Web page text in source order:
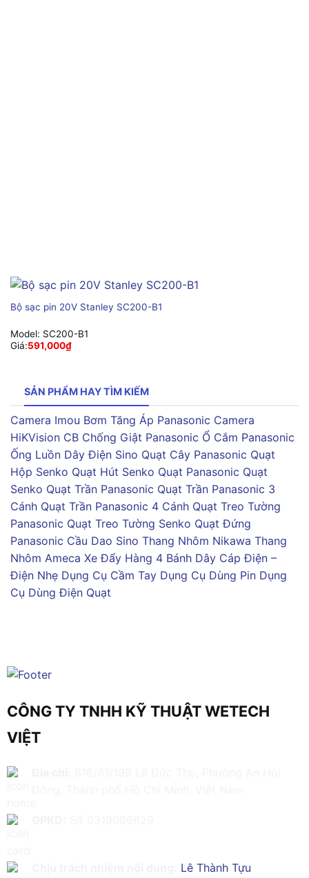
Bộ sạc pin 20V Stanley SC200-B1
Model: SC200-B1
Giá:591,000₫
SẢN PHẨM HAY TÌM KIẾM
Camera Imou Bơm Tăng Áp Panasonic Camera
HiKVision CB Chống Giật Panasonic Ổ Cắm Panasonic
Ống Luồn Dây Điện Sino Quạt Cây Panasonic Quạt
Hộp Senko Quạt Hút Senko Quạt Panasonic Quạt
Senko Quạt Trần Panasonic Quạt Trần Panasonic 3
Cánh Quạt Trần Panasonic 4 Cánh Quạt Treo Tường
Panasonic Quạt Treo Tường Senko Quạt Đứng
Panasonic Cầu Dao Sino Thang Nhôm Nikawa Thang
Nhôm Ameca Xe Đẩy Hàng 4 Bánh Dây Cáp Điện –
Điện Nhẹ Dụng Cụ Cầm Tay Dụng Cụ Dùng Pin Dụng
Cụ Dùng Điện Quạt
CÔNG TY TNHH KỸ THUẬT WETECH
VIỆT
Lê Thành Tựu